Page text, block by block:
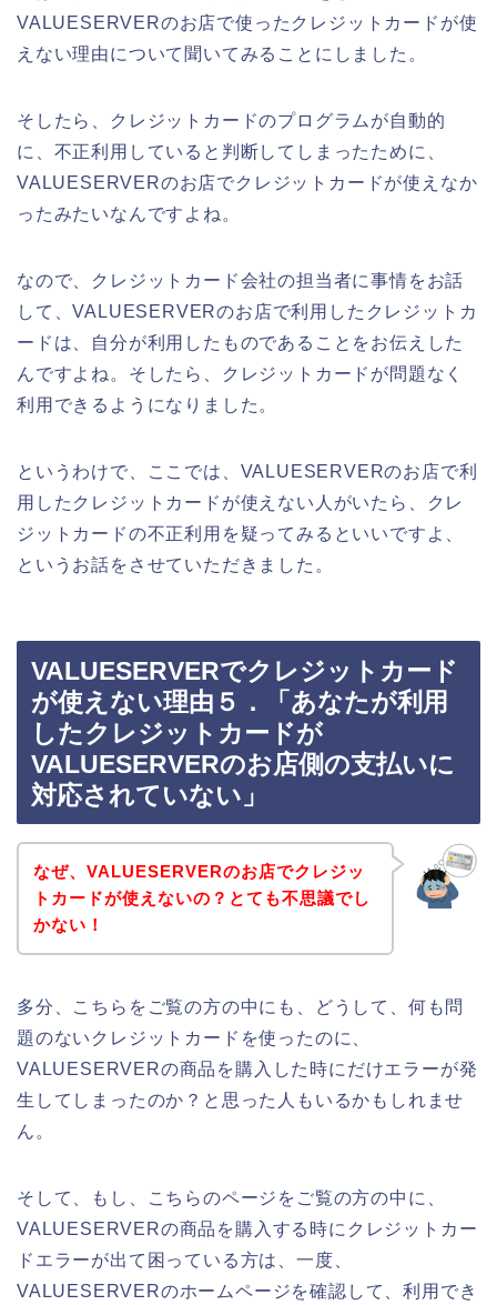
VALUESERVERのお店で使ったクレジットカードが使
えない理由について聞いてみることにしました。
そしたら、クレジットカードのプログラムが自動的
に、不正利用していると判断してしまったために、
VALUESERVERのお店でクレジットカードが使えなか
ったみたいなんですよね。
なので、クレジットカード会社の担当者に事情をお話
して、VALUESERVERのお店で利用したクレジットカ
ードは、自分が利用したものであることをお伝えした
んですよね。そしたら、クレジットカードが問題なく
利用できるようになりました。
というわけで、ここでは、VALUESERVERのお店で利
用したクレジットカードが使えない人がいたら、クレ
ジットカードの不正利用を疑ってみるといいですよ、
というお話をさせていただきました。
VALUESERVERでクレジットカード
が使えない理由５．「あなたが利用
したクレジットカードが
VALUESERVERのお店側の支払いに
対応されていない」
なぜ、VALUESERVERのお店でクレジッ
トカードが使えないの？とても不思議でし
かない！
多分、こちらをご覧の方の中にも、どうして、何も問
題のないクレジットカードを使ったのに、
VALUESERVERの商品を購入した時にだけエラーが発
生してしまったのか？と思った人もいるかもしれませ
ん。
そして、もし、こちらのページをご覧の方の中に、
VALUESERVERの商品を購入する時にクレジットカー
ドエラーが出て困っている方は、一度、
VALUESERVERのホームページを確認して、利用でき